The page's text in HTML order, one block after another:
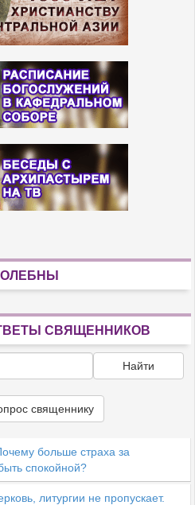
СВЯЩЕННИКОВ
Найти
священнику
больше страха за
спокойной?
литургии не пропускает.